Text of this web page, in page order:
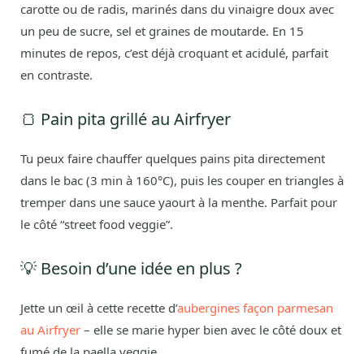
carotte ou de radis, marinés dans du vinaigre doux avec
un peu de sucre, sel et graines de moutarde. En 15
minutes de repos, c’est déjà croquant et acidulé, parfait
en contraste.
🍞 Pain pita grillé au Airfryer
Tu peux faire chauffer quelques pains pita directement
dans le bac (3 min à 160°C), puis les couper en triangles à
tremper dans une sauce yaourt à la menthe. Parfait pour
le côté “street food veggie”.
💡 Besoin d’une idée en plus ?
Jette un œil à cette recette d’aubergines façon parmesan
au Airfryer – elle se marie hyper bien avec le côté doux et